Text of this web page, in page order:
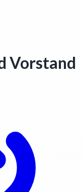
Vorstand